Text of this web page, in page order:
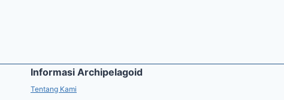
Informasi Archipelagoid
Tentang Kami